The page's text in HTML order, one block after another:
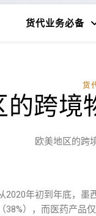
货代业务必备
货
的跨境
欧美地区的跨
年初到年底，墨
），而医药产品仅